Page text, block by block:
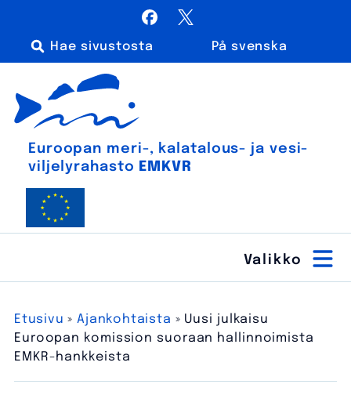
Facebook
På svenska
Haku:
Euroopan meri-, kalatalous- ja vesiviljelyrahasto
Euroopan meri-, kala­talous- ja vesi­
viljely­rahasto
EMKVR
Etusivu »Ajankohtaista » Uusi julkaisu
Euroopan komission suoraan hallinnoimista
EMKR-hankkeista